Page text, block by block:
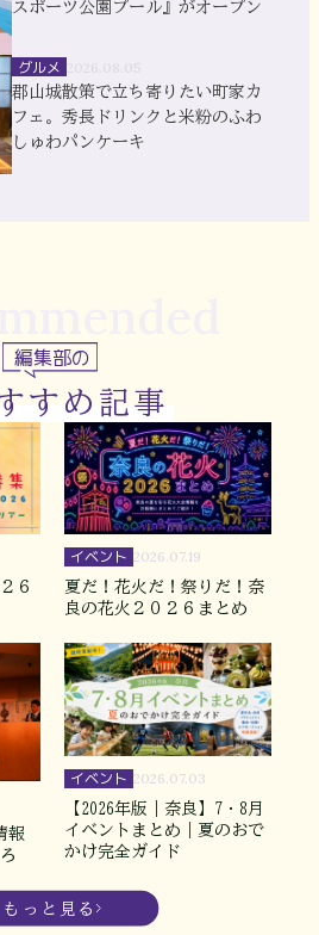
スポーツ公園プール』がオープン
グルメ
郡山城散策で立ち寄りたい町家カ
フェ。秀長ドリンクと米粉のふわ
しゅわパンケーキ
編集部の
すめ記事
６
イベント 2026.07.19
夏だ！花火だ！祭りだ！奈
良の花火２０２６まとめ
報
イベント 2026.07.03
【2026年版｜奈良】7・8月
イベントまとめ｜夏のおで
かけ完全ガイド
もっと見る